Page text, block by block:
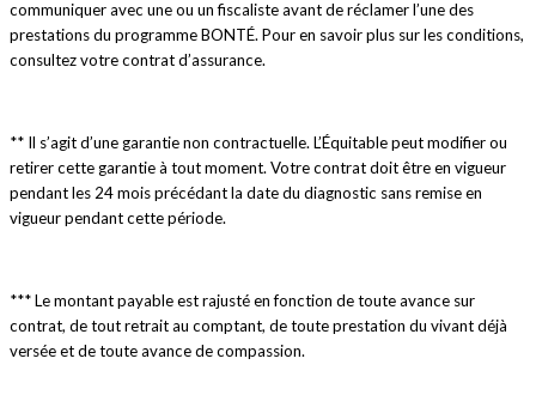
communiquer avec une ou un fiscaliste avant de réclamer l’une des
prestations du programme BONTÉ. Pour en savoir plus sur les conditions,
consultez votre contrat d’assurance.
** Il s’agit d’une garantie non contractuelle. L’Équitable peut modifier ou
retirer cette garantie à tout moment. Votre contrat doit être en vigueur
pendant les 24 mois précédant la date du diagnostic sans remise en
vigueur pendant cette période.
*** Le montant payable est rajusté en fonction de toute avance sur
contrat, de tout retrait au comptant, de toute prestation du vivant déjà
versée et de toute avance de compassion.